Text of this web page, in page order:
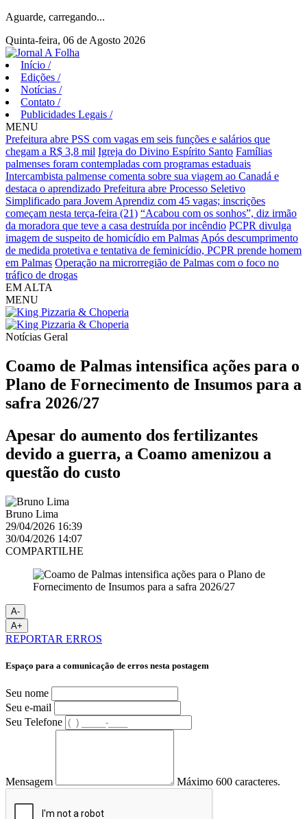
Aguarde, carregando...
Quinta-feira, 06 de Agosto 2026
Início /
Edições /
Notícias /
Contato /
Publicidades Legais /
MENU
Prefeitura abre PSS com vagas em seis funções e salários que
chegam a R$ 3,8 mil Igreja do Divino Espírito Santo Famílias
palmenses foram contempladas com programas estaduais
Intercambista palmense comenta sobre sua viagem ao Canadá e
destaca o aprendizado Prefeitura abre Processo Seletivo
Simplificado para Jovem Aprendiz com 45 vagas; inscrições
começam nesta terça-feira (21) “Acabou com os sonhos”, diz irmão
da moradora que teve a casa destruída por incêndio PCPR divulga
imagem de suspeito de homicídio em Palmas Após descumprimento
de medida protetiva e tentativa de feminicídio, PCPR prende homem
em Palmas Operação na microrregião de Palmas com o foco no
tráfico de drogas
EM ALTA
MENU
Notícias Geral
Coamo de Palmas intensifica ações para o
Plano de Fornecimento de Insumos para a
safra 2026/27
Apesar do aumento dos fertilizantes
devido a guerra, a Coamo amenizou a
questão do custo
Bruno Lima
29/04/2026 16:39
30/04/2026 14:07
COMPARTILHE
A-
A+
REPORTAR ERROS
Espaço para a comunicação de erros nesta postagem
Seu nome
Seu e-mail
Seu Telefone
Mensagem Máximo 600 caracteres.